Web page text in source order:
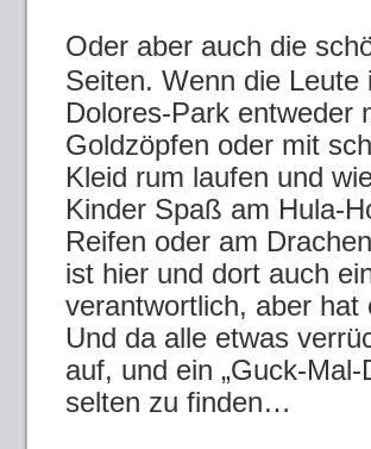
Oder aber auch die
Seiten. Wenn die Leute
Dolores-Park entweder
Goldzöpfen oder mit
Kleid rum laufen und
Kinder Spaß am Hula-
Reifen oder am
ist hier und dort auch
verantwortlich, aber
Und da alle etwas
auf, und ein „Guck-
selten zu finden…